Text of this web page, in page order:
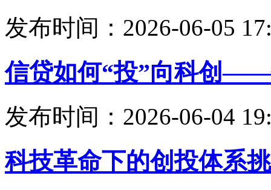
发布时间：2026-06-05
信贷如何“投”向科创
发布时间：2026-06-04
科技革命下的创投体系